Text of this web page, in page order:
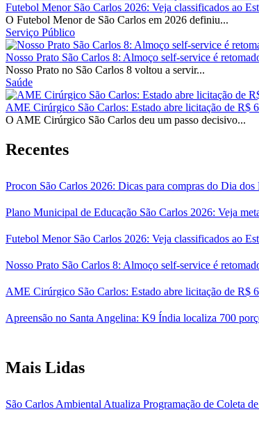
Futebol Menor São Carlos 2026: Veja classificados ao
O Futebol Menor de São Carlos em 2026 definiu...
Serviço Público
Nosso Prato São Carlos 8: Almoço self-service é
Nosso Prato no São Carlos 8 voltou a servir...
Saúde
AME Cirúrgico São Carlos: Estado abre licitação de R$
O AME Cirúrgico São Carlos deu um passo decisivo...
Recentes
Procon São Carlos 2026: Dicas para compras do Dia dos
Plano Municipal de Educação São Carlos 2026: Veja
Futebol Menor São Carlos 2026: Veja classificados ao
Nosso Prato São Carlos 8: Almoço self-service é
AME Cirúrgico São Carlos: Estado abre licitação de R$
Apreensão no Santa Angelina: K9 Índia localiza 700
Mais Lidas
São Carlos Ambiental Atualiza Programação de Coleta